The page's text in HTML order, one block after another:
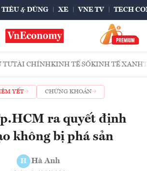
TIÊU & DÙNG XE VNE TV TECH
TƯTÀI CHÍNHKINH TẾ SỐKINH TẾ XANH
YẾT CHỨNG KHOÁN
ra quyết định
không bị phá sản
H Hà Anh